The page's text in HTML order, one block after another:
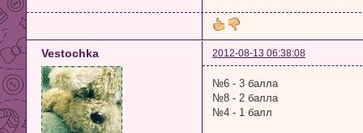
Vestochka 2012-08-13 06:38:08
№6 - 3 балла
№8 - 2 балла
№4 - 1 балл